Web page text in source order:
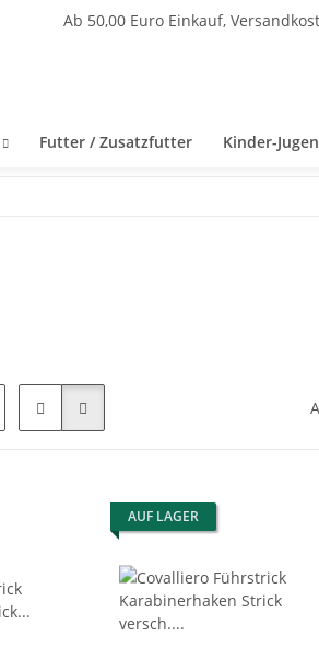
Ab 50,00 Euro Einkauf,
Futter / Zusatzfutter Kinder-
AUF LAGER